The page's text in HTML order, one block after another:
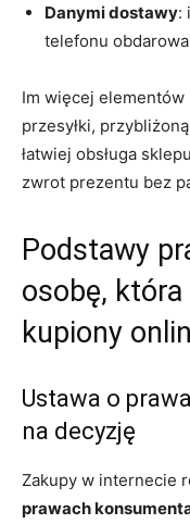
Danymi dostawy:
telefonu
Im więcej elementów
przesyłki,
łatwiej obsługa
zwrot prezentu bez
Podstawy
osobę,
kupiony
Ustawa o
na decyzję
Zakupy w internecie
prawach